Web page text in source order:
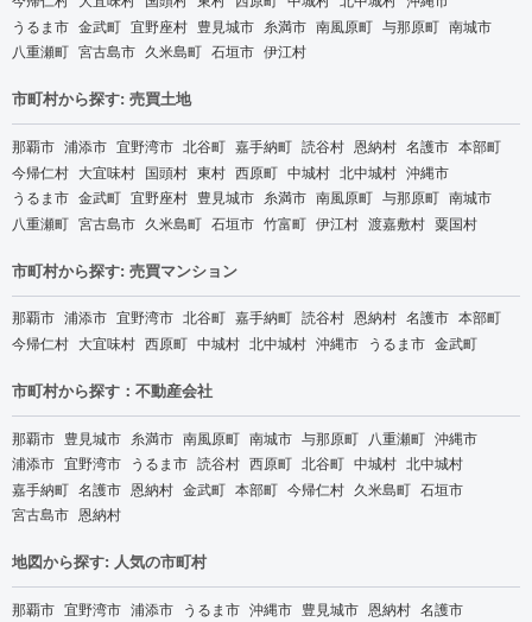
うるま市 金武町 宜野座村 豊見城市 糸満市 南風原町 与那原町 南城市
八重瀬町 宮古島市 久米島町 石垣市 伊江村
市町村から探す: 売買土地
那覇市 浦添市 宜野湾市 北谷町 嘉手納町 読谷村 恩納村 名護市 本部町
今帰仁村 大宜味村 国頭村 東村 西原町 中城村 北中城村 沖縄市
うるま市 金武町 宜野座村 豊見城市 糸満市 南風原町 与那原町 南城市
八重瀬町 宮古島市 久米島町 石垣市 竹富町 伊江村 渡嘉敷村 粟国村
市町村から探す: 売買マンション
那覇市 浦添市 宜野湾市 北谷町 嘉手納町 読谷村 恩納村 名護市 本部町
今帰仁村 大宜味村 西原町 中城村 北中城村 沖縄市 うるま市 金武町
市町村から探す：不動産会社
那覇市 豊見城市 糸満市 南風原町 南城市 与那原町 八重瀬町 沖縄市
浦添市 宜野湾市 うるま市 読谷村 西原町 北谷町 中城村 北中城村
嘉手納町 名護市 恩納村 金武町 本部町 今帰仁村 久米島町 石垣市
宮古島市 恩納村
地図から探す: 人気の市町村
那覇市 宜野湾市 浦添市 うるま市 沖縄市 豊見城市 恩納村 名護市